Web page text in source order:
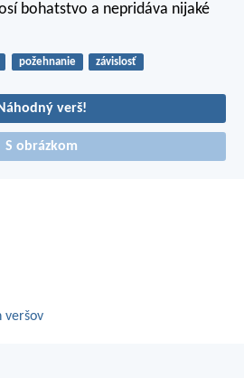
bohatstvo a nepridáva nijaké
požehnanie závislosť
verš!
S obrázkom
veršov